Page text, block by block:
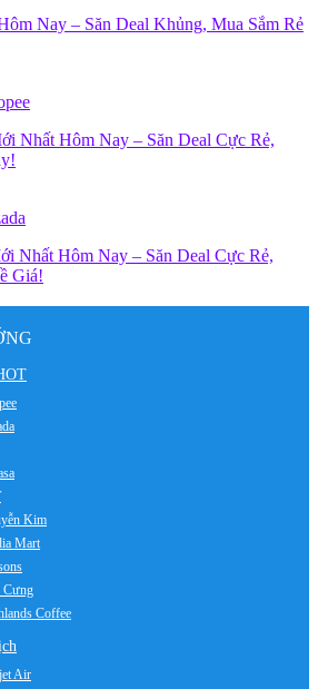
Nay – Săn Deal Khủng, Mua Sắm Rẻ
Nhất Hôm Nay – Săn Deal Cực Rẻ,
Nhất Hôm Nay – Săn Deal Cực Rẻ,
Giá!
Kim
Mart
Cưng
Coffee
Air